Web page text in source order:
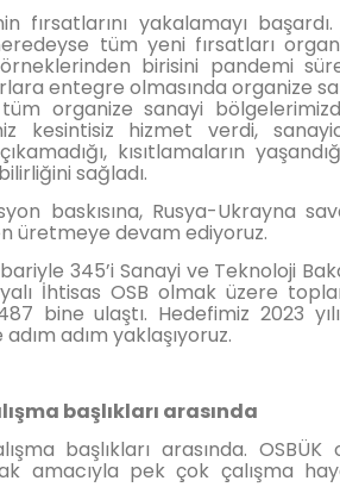
fırsatlarını yakalamayı
tüm yeni fırsatları
birisini pandemi
entegre olmasında organize
tüm organize sanayi
kesintisiz hizmet verdi,
kısıtlamaların
sağladı.
baskısına, Rusya-Ukrayna
üretmeye devam ediyoruz.
345’i Sanayi ve Teknoloji
İhtisas OSB olmak üzere
bine ulaştı. Hedefimiz 2023
adım yaklaşıyoruz.
başlıkları arasında
başlıkları arasında. OSBÜK
amacıyla pek çok çalışma